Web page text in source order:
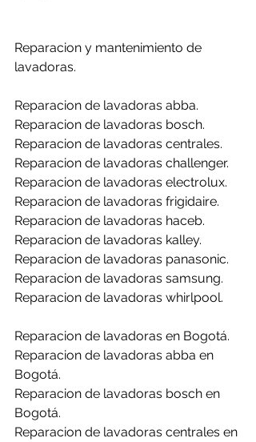
Reparacion y mantenimiento de
lavadoras.
Reparacion de lavadoras abba.
Reparacion de lavadoras bosch.
Reparacion de lavadoras centrales.
Reparacion de lavadoras challenger.
Reparacion de lavadoras electrolux.
Reparacion de lavadoras frigidaire.
Reparacion de lavadoras haceb.
Reparacion de lavadoras kalley.
Reparacion de lavadoras panasonic.
Reparacion de lavadoras samsung.
Reparacion de lavadoras whirlpool.
Reparacion de lavadoras en Bogotá.
Reparacion de lavadoras abba en
Bogotá.
Reparacion de lavadoras bosch en
Bogotá.
Reparacion de lavadoras centrales en